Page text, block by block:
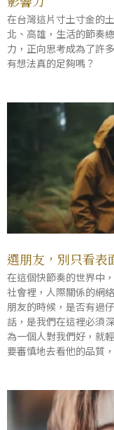
在台灣這片寸土寸金的
北、高雄，生活的節奏
力，正向思考成為了許
有想法真的足夠嗎？
選朋友，別只看表
在這個快節奏的世界中
社會裡，人際關係的網
朋友的時候，是否有過
話，是我們在這裡必須
為一個人對我們好，就
要審慎地去看他的品質